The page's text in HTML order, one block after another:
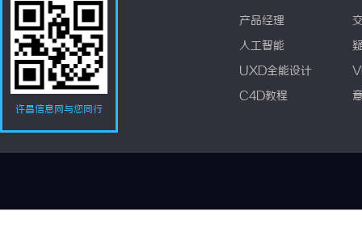
许昌信息网与您同行
产品经理
人工智能
UXD全能设计
C4D教程